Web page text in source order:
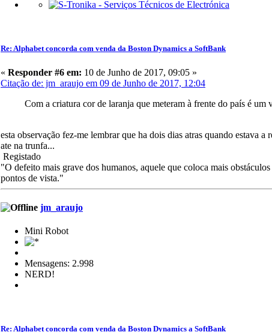
Re: Alphabet concorda com venda da Boston Dynamics a SoftBank
« Responder #6 em: 10 de Junho de 2017, 09:05 »
Citação de: jm_araujo em 09 de Junho de 2017, 12:04
Com a criatura cor de laranja que meteram à frente do país é um
esta observação fez-me lembrar que ha dois dias atras quando estava
ate na trunfa...
Registado
"O defeito mais grave dos humanos, aquele que coloca mais
pontos de vista."
jm_araujo
Mini Robot
Mensagens: 2.998
NERD!
Re: Alphabet concorda com venda da Boston Dynamics a SoftBank